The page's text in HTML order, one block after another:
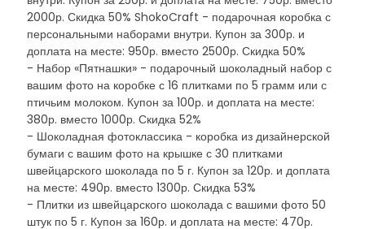
2000р. Скидка 50% ShokoCraft - подарочная коробка с
персональными наборами внутри. Купон за 300р. и
доплата на месте: 950р. вместо 2500р. Скидка 50%
- Набор «Пятнашки» - подарочный шоколадный набор с
вашим фото на коробке с 16 плитками по 5 грамм или с
птичьим молоком. Купон за 100р. и доплата на месте:
380р. вместо 1000р. Скидка 52%
- Шоколадная фотоклассика - коробка из дизайнерской
бумаги с вашим фото на крышке с 30 плитками
швейцарского шоколада по 5 г. Купон за 120р. и доплата
на месте: 490р. вместо 1300р. Скидка 53%
- Плитки из швейцарского шоколада с вашими фото 50
штук по 5 г. Купон за 160р. и доплата на месте: 470р.